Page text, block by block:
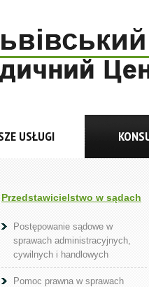
USŁUGI
Przedstawicielstwo w sądach
Postępowanie sądowe w
sprawach administracyjnych,
cywilnych i handlowych
Pomoc prawna w sprawach